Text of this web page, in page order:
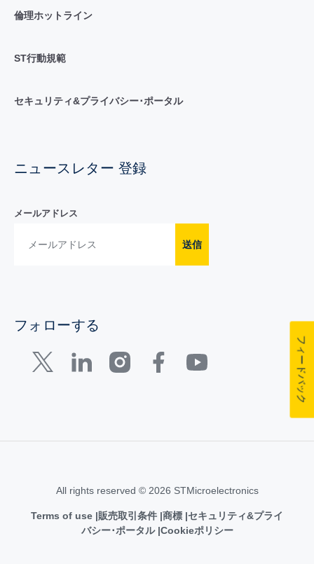
倫理ホットライン
ST行動規範
セキュリティ&プライバシー･ポータル
ニュースレター 登録
メールアドレス
送信
フォローする
All rights reserved © 2026 STMicroelectronics
Terms of use 販売取引条件 商標 セキュリティ&プライ
バシー･ポータル Cookieポリシー
フィードバック